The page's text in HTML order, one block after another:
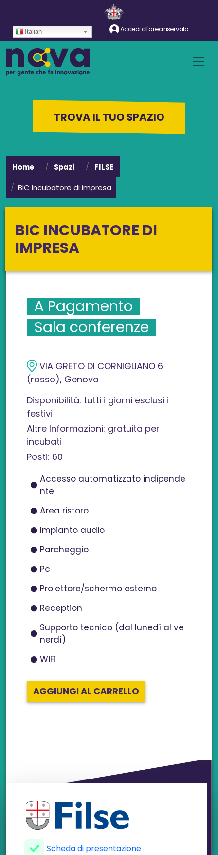
Salta al contenuto principale
Italian Accedi all'area riservata
TROVA IL TUO SPAZIO
Home Spazi
FILSE
BIC Incubatore di impresa
BIC INCUBATORE DI
IMPRESA
A Pagamento
Sala conferenze
VIA GRETO DI CORNIGLIANO 6
(rosso), Genova
Disponibilità: tutti i giorni esclusi i
festivi
Altre Informazioni: gratuita per
incubati
Posti: 60
Accesso automatizzato indipende
nte
Area ristoro
Impianto audio
Parcheggio
Pc
Proiettore/schermo esterno
Reception
Supporto tecnico (dal lunedì al ve
nerdì)
WiFi
AGGIUNGI AL CARRELLO
Scheda di presentazione